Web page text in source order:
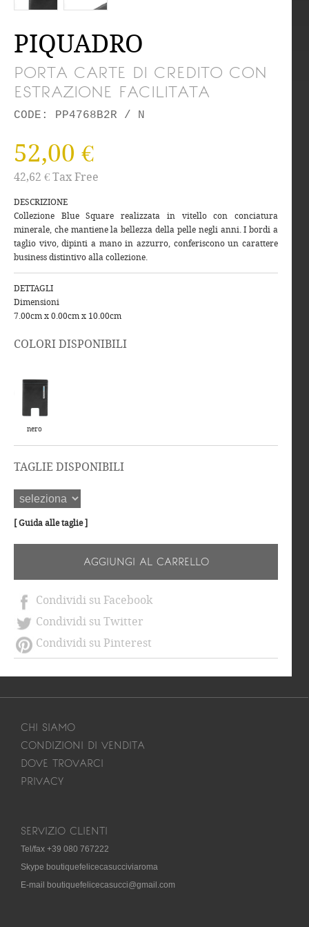
PIQUADRO
PORTA CARTE DI CREDITO CON
ESTRAZIONE FACILITATA
CODE: PP4768B2R / N
52,00 €
42,62 € Tax Free
DESCRIZIONE
Collezione Blue Square realizzata in vitello con conciatura
minerale, che mantiene la bellezza della pelle negli anni. I bordi a
taglio vivo, dipinti a mano in azzurro, conferiscono un carattere
business distintivo alla collezione.
DETTAGLI
Dimensioni
7.00cm x 0.00cm x 10.00cm
COLORI DISPONIBILI
nero
TAGLIE DISPONIBILI
[ Guida alle taglie ]
AGGIUNGI AL CARRELLO
Condividi su Facebook
Condividi su Twitter
Condividi su Pinterest
CHI SIAMO
CONDIZIONI DI VENDITA
DOVE TROVARCI
PRIVACY
SERVIZIO CLIENTI
Tel/fax +39 080 767222
Skype boutiquefelicecasucciviaroma
E-mail boutiquefelicecasucci@gmail.com